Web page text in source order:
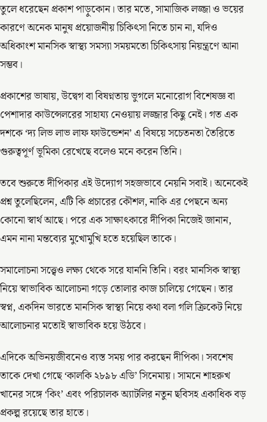
তুলে ধরেছেন প্রকাশ পাড়ুকোন। তার মতে, সামাজিক লজ্জা ও ভয়ের
কারণে অনেক মানুষ প্রয়োজনীয় চিকিৎসা নিতে চান না, যদিও
অধিকাংশ মানসিক স্বাস্থ্য সমস্যা সময়মতো চিকিৎসায় নিয়ন্ত্রণে আনা
সম্ভব।
প্রকাশের ভাষায়, উদ্বেগ বা বিষণ্নতায় ভুগলে মনোরোগ বিশেষজ্ঞ বা
পেশাদার কাউন্সেলরের সাহায্য নেওয়ায় লজ্জার কিছু নেই। গত এক
দশকে ‘দ্য লিভ লাভ লাফ ফাউন্ডেশন’ এ বিষয়ে সচেতনতা তৈরিতে
গুরুত্বপূর্ণ ভূমিকা রেখেছে বলেও মনে করেন তিনি।
তবে শুরুতে দীপিকার এই উদ্যোগ সহজভাবে নেয়নি সবাই। অনেকেই
প্রশ্ন তুলেছিলেন, এটি কি প্রচারের কৌশল, নাকি এর পেছনে অন্য
কোনো স্বার্থ আছে। পরে এক সাক্ষাৎকারে দীপিকা নিজেই জানান,
এমন নানা মন্তব্যের মুখোমুখি হতে হয়েছিল তাকে।
সমালোচনা সত্ত্বেও লক্ষ্য থেকে সরে যাননি তিনি। বরং মানসিক স্বাস্থ্য
নিয়ে স্বাভাবিক আলোচনা গড়ে তোলার কাজ চালিয়ে গেছেন। তার
স্বপ্ন, একদিন ভারতে মানসিক স্বাস্থ্য নিয়ে কথা বলা গলি ক্রিকেট নিয়ে
আলোচনার মতোই স্বাভাবিক হয়ে উঠবে।
এদিকে অভিনয়জীবনেও ব্যস্ত সময় পার করছেন দীপিকা। সবশেষ
তাকে দেখা গেছে ‘কালকি ২৮৯৮ এডি’ সিনেমায়। সামনে শাহরুখ
খানের সঙ্গে ‘কিং’ এবং পরিচালক অ্যাটলির নতুন ছবিসহ একাধিক বড়
প্রকল্প রয়েছে তার হাতে।